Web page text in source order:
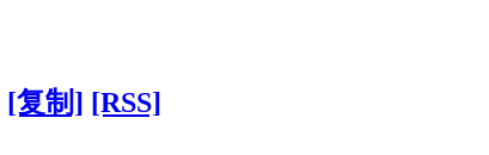
[复制] [RSS]